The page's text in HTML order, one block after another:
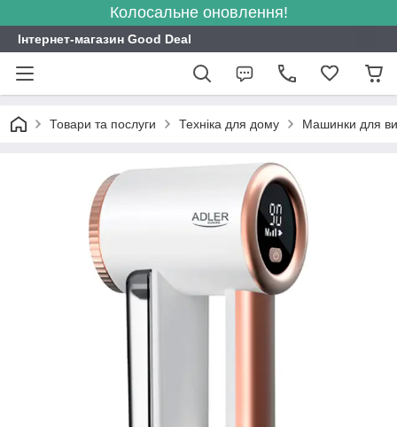
Колосальне оновлення!
Інтернет-магазин Good Deal
Товари та послуги Техніка для дому Машинки для